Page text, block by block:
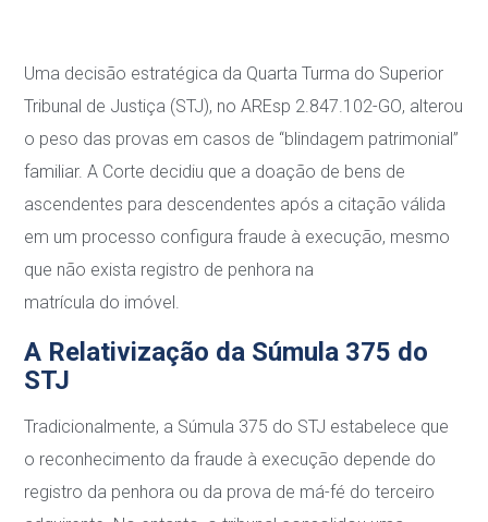
Uma decisão estratégica da Quarta Turma do Superior
Tribunal de Justiça (STJ), no AREsp 2.847.102-GO, alterou
o peso das provas em casos de “blindagem patrimonial”
familiar. A Corte decidiu que a doação de bens de
ascendentes para descendentes após a citação válida
em um processo configura fraude à execução, mesmo
que não exista registro de penhora na
matrícula do imóvel.
A Relativização da Súmula 375 do
STJ
Tradicionalmente, a Súmula 375 do STJ estabelece que
o reconhecimento da fraude à execução depende do
registro da penhora ou da prova de má-fé do terceiro